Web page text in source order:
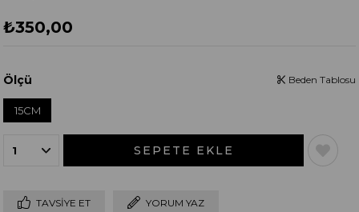
₺350,00
Ölçü
15CM
Beden Tablosu
TAVSIYE ET YORUM YAZ